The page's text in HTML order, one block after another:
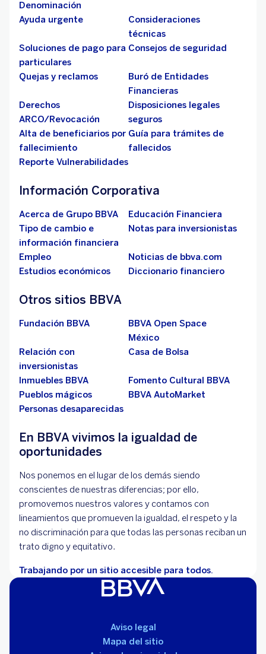
Denominación
Ayuda urgente
Consideraciones
técnicas
Soluciones de pago para
particulares
Consejos de seguridad
Quejas y reclamos
Buró de Entidades
Financieras
Derechos
ARCO/Revocación
Disposiciones legales
seguros
Alta de beneficiarios por
fallecimiento
Guía para trámites de
fallecidos
Reporte Vulnerabilidades
Información Corporativa
Acerca de Grupo BBVA
Educación Financiera
Tipo de cambio e
información financiera
Notas para inversionistas
Empleo
Noticias de bbva.com
Estudios económicos
Diccionario financiero
Otros sitios BBVA
Fundación BBVA
BBVA Open Space
México
Relación con
inversionistas
Casa de Bolsa
Inmuebles BBVA
Fomento Cultural BBVA
Pueblos mágicos
BBVA AutoMarket
Personas desaparecidas
En BBVA vivimos la igualdad de
oportunidades
Nos ponemos en el lugar de los demás siendo
conscientes de nuestras diferencias; por ello,
promovemos nuestros valores y contamos con
lineamientos que promueven la igualdad, el respeto y la
no discriminación para que todas las personas reciban un
trato digno y equitativo.
Trabajando por un sitio accesible para todos.
Aviso legal
Mapa del sitio